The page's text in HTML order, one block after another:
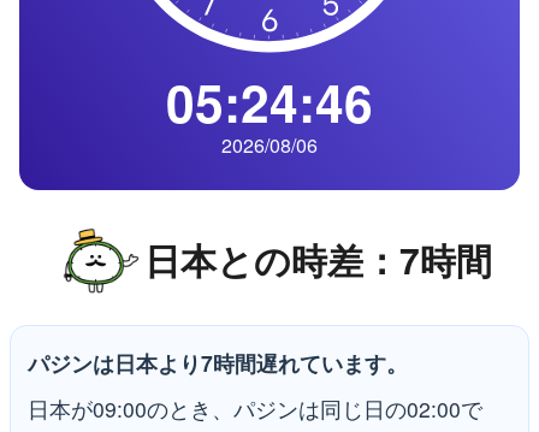
05:24:47
2026/08/06
日本との時差：7時間
パジンは日本より7時間遅れています。
日本が09:00のとき、パジンは同じ日の02:00で